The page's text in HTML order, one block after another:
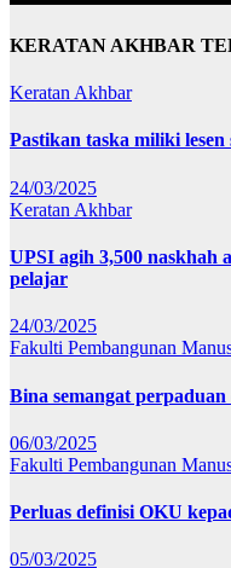
KERATAN AKHBAR
Keratan Akhbar
Pastikan taska miliki
24/03/2025
Keratan Akhbar
UPSI agih 3,500 naskhah
pelajar
24/03/2025
Fakulti Pembangunan
Bina semangat
06/03/2025
Fakulti Pembangunan
Perluas definisi OKU
05/03/2025